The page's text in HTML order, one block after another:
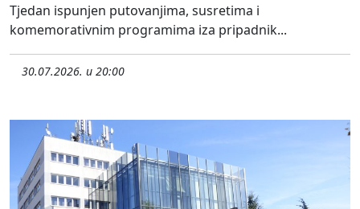
Tjedan ispunjen putovanjima, susretima i
komemorativnim programima iza pripadnik...
30.07.2026. u 20:00